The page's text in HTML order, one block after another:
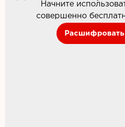
Начните
совершенно
Расшифровать